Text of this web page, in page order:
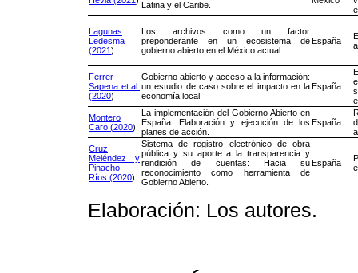
Latina y el Caribe.
Lagunas
Ledesma
(2021)
Los archivos como un factor
preponderante en un ecosistema de
gobierno abierto en el México actual.
España
Ferrer
Sapena et al.
(2020)
Gobierno abierto y acceso a la información:
un estudio de caso sobre el impacto en la
economía local.
España
Montero
Caro (2020)
La implementación del Gobierno Abierto en
España: Elaboración y ejecución de los
planes de acción.
España
Cruz
Meléndez y
Pinacho
Ríos (2020)
Sistema de registro electrónico de obra
pública y su aporte a la transparencia y
rendición de cuentas: Hacia su
reconocimiento como herramienta de
Gobierno Abierto.
España
Elaboración: Los autores.